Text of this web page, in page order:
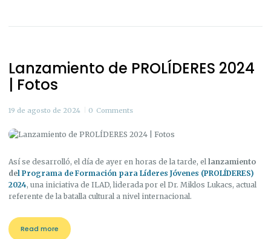
Lanzamiento de PROLÍDERES 2024
| Fotos
19 de agosto de 2024 0 Comments
Así se desarrolló, el día de ayer en horas de la tarde, el lanzamiento
del Programa de Formación para Líderes Jóvenes (PROLÍDERES)
2024, una iniciativa de ILAD, liderada por el Dr. Miklos Lukacs, actual
referente de la batalla cultural a nivel internacional.
Read more